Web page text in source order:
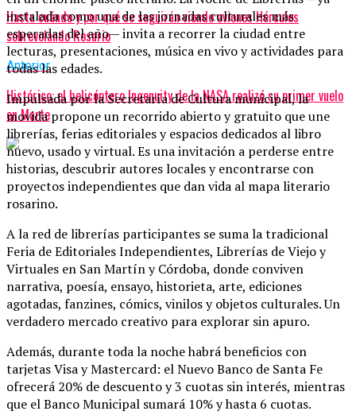
Hasta cuándo y por qué se seguirán viendo aviones Hércules
sobrevolando Rosario
Anterior
Histórico: el helicóptero Ingenuity de la NASA realizó su primer vuelo
en Marte
instalada como una de las jornadas culturales más
esperadas del año— invita a recorrer la ciudad entre
lecturas, presentaciones, música en vivo y actividades para
todas las edades.
Impulsada por la Secretaría de Cultura municipal, la
movida propone un recorrido abierto y gratuito que une
librerías, ferias editoriales y espacios dedicados al libro
nuevo, usado y virtual. Es una invitación a perderse entre
historias, descubrir autores locales y encontrarse con
proyectos independientes que dan vida al mapa literario
rosarino.
A la red de librerías participantes se suma la tradicional
Feria de Editoriales Independientes, Librerías de Viejo y
Virtuales en San Martín y Córdoba, donde conviven
narrativa, poesía, ensayo, historieta, arte, ediciones
agotadas, fanzines, cómics, vinilos y objetos culturales. Un
verdadero mercado creativo para explorar sin apuro.
Además, durante toda la noche habrá beneficios con
tarjetas Visa y Mastercard: el Nuevo Banco de Santa Fe
ofrecerá 20% de descuento y 3 cuotas sin interés, mientras
que el Banco Municipal sumará 10% y hasta 6 cuotas.